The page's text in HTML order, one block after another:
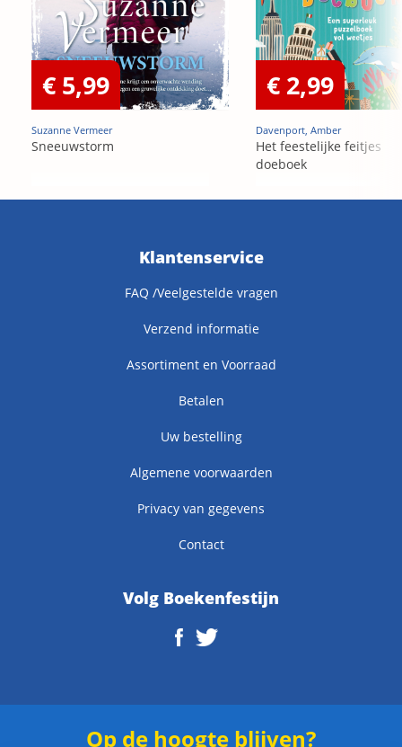
€ 5,99
Suzanne Vermeer
Sneeuwstorm
€ 2,99
Davenport, Amber
Het feestelijke feitjes
doeboek
Klantenservice
FAQ /Veelgestelde vragen
Verzend informatie
Assortiment en Voorraad
Betalen
Uw bestelling
Algemene voorwaarden
Privacy van gegevens
Contact
Volg Boekenfestijn
Op de hoogte blijven?